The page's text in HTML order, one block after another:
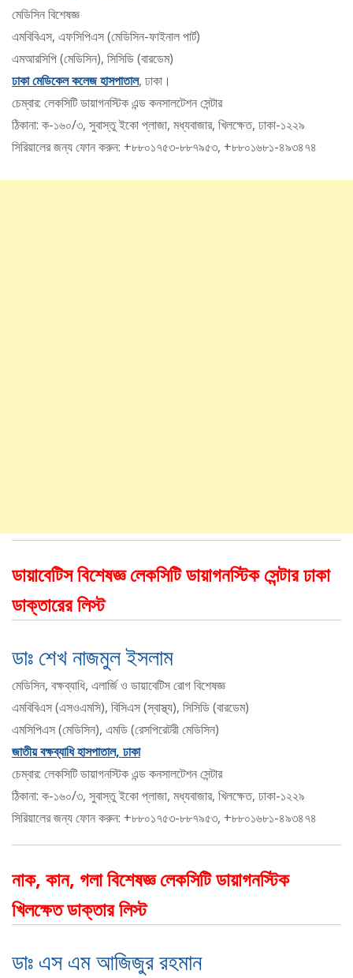
মেডিসিন বিশেষজ্ঞ
এমবিবিএস, এফসিপিএস (মেডিসিন-ফাইনাল পার্ট)
এমআরসিপি (মেডিসিন), সিসিডি (বারডেম)
ঢাকা মেডিকেল কলেজ হাসপাতাল, ঢাকা।
চেম্বার: লেকসিটি ডায়াগনস্টিক এন্ড কনসালটেশন সেন্টার
ঠিকানা: ক-১৬০/৩, সুবাস্তু ইকো প্লাজা, মধ্যবাজার, খিলক্ষেত, ঢাকা-১২২৯
সিরিয়ালের জন্য ফোন করুন: +৮৮০১৭৫৩-৮৮৭৯৫৩, +৮৮০১৬৮১-৪৯৩৪৭৪
ডায়াবেটিস বিশেষজ্ঞ লেকসিটি ডায়াগনস্টিক সেন্টার ঢাকা
ডাক্তারের লিস্ট
ডাঃ শেখ নাজমুল ইসলাম
মেডিসিন, বক্ষব্যাধি, এলার্জি ও ডায়াবেটিস রোগ বিশেষজ্ঞ
এমবিবিএস (এসওএমসি), বিসিএস (স্বাস্থ্য), সিসিডি (বারডেম)
এমসিপিএস (মেডিসিন), এমডি (রেসপিরেটরী মেডিসিন)
জাতীয় বক্ষব্যাধি হাসপাতাল, ঢাকা
চেম্বার: লেকসিটি ডায়াগনস্টিক এন্ড কনসালটেশন সেন্টার
ঠিকানা: ক-১৬০/৩, সুবাস্তু ইকো প্লাজা, মধ্যবাজার, খিলক্ষেত, ঢাকা-১২২৯
সিরিয়ালের জন্য ফোন করুন: +৮৮০১৭৫৩-৮৮৭৯৫৩, +৮৮০১৬৮১-৪৯৩৪৭৪
নাক, কান, গলা বিশেষজ্ঞ লেকসিটি ডায়াগনস্টিক
খিলক্ষেত ডাক্তার লিস্ট
ডাঃ এস এম আজিজুর রহমান